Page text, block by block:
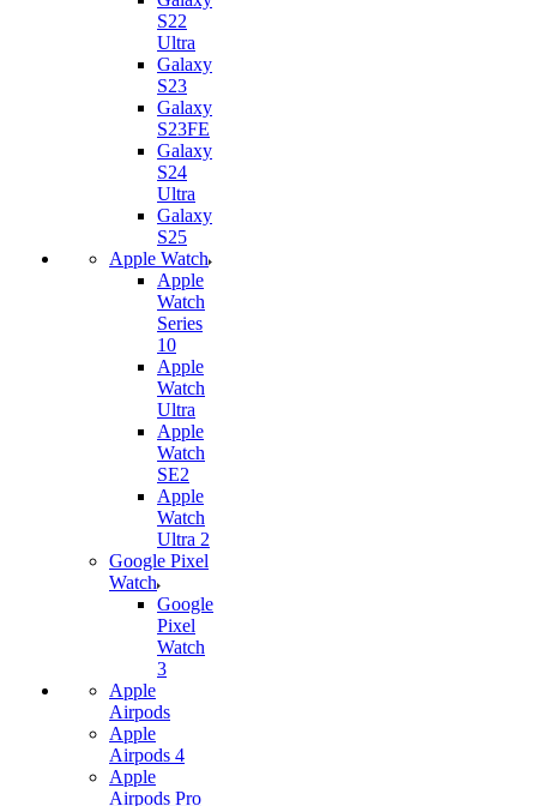
S22
Ultra
Galaxy
S23
Galaxy
S23FE
Galaxy
S24
Ultra
Galaxy
S25
Apple Watch
Apple
Watch
Series
10
Apple
Watch
Ultra
Apple
Watch
SE2
Apple
Watch
Ultra 2
Google Pixel
Watch
Google
Pixel
Watch
3
Apple
Airpods
Apple
Airpods 4
Apple
Airpods Pro